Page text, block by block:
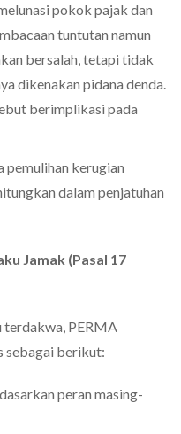
pokok pajak dan
tuntutan namun
bersalah, tetapi tidak
dikenakan pidana denda.
berimplikasi pada
pemulihan kerugian
dalam penjatuhan
Jamak (Pasal 17
terdakwa, PERMA
sebagai berikut:
peran masing-